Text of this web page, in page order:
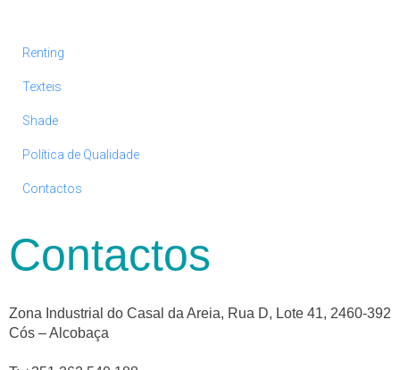
Renting
Texteis
Shade
Política de Qualidade
Contactos
Contactos
Zona Industrial do Casal da Areia, Rua D, Lote 41, 2460-392
Cós – Alcobaça